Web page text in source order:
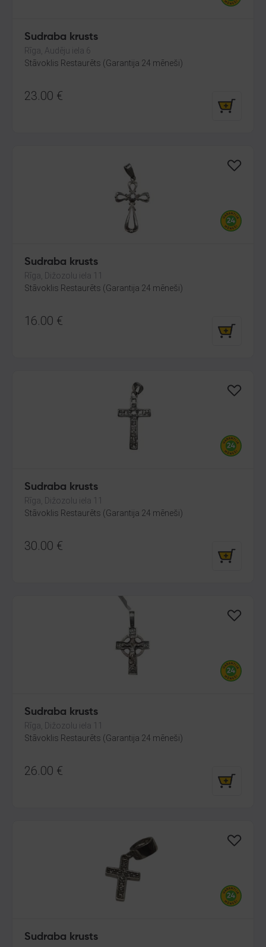
Sudraba krusts
Rīga, Audēju iela 6
Stāvoklis Restaurēts (Garantija 24 mēneši)
23.00 €
Sudraba krusts
Rīga, Dižozolu iela 11
Stāvoklis Restaurēts (Garantija 24 mēneši)
16.00 €
Sudraba krusts
Rīga, Dižozolu iela 11
Stāvoklis Restaurēts (Garantija 24 mēneši)
30.00 €
Sudraba krusts
Rīga, Dižozolu iela 11
Stāvoklis Restaurēts (Garantija 24 mēneši)
26.00 €
Sudraba krusts